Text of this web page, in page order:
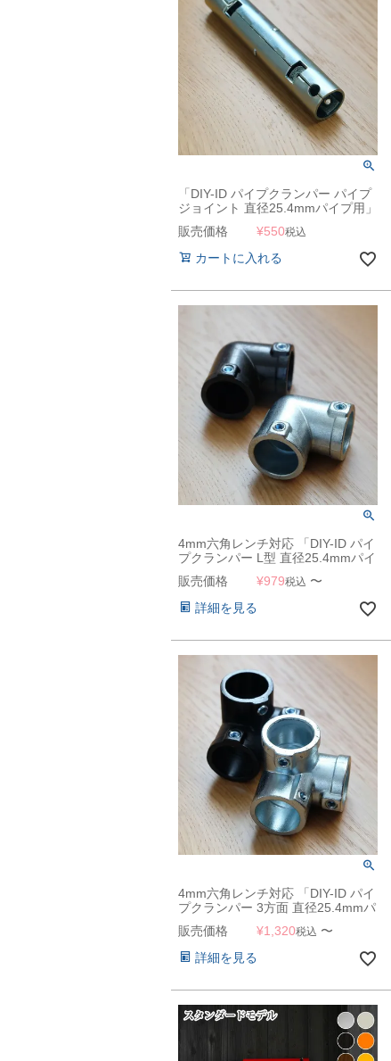
「DIY-ID パイプクランパー パイプ
ジョイント 直径25.4mmパイプ用」
販売価格
¥550税込
カートに入れる
4mm六角レンチ対応 「DIY-ID パイ
プクランパー L型 直径25.4mmパイ
プ用」
販売価格 ¥979税込 〜
詳細を見る
4mm六角レンチ対応 「DIY-ID パイ
プクランパー 3方面 直径25.4mmパ
イプ用」
販売価格 ¥1,320税込 〜
詳細を見る